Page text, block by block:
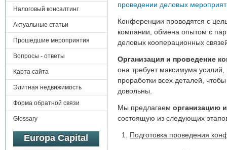
Налоговый консалтинг
Актуальные статьи
Прошедшие мероприятия
Вопросы - ответы
Карта сайта
Элитная недвижимость
Форма обратной связи
Glossary
Europa Capital
проведении деловых
Конференции проводятся с
компании, обмена опытом с
деловых кооперационных
Организация и проведение
она требует максимума
проработки всех деталей,
довольны.
Мы предлагаем организацию
состоящую из следующих
Подготовка проведения